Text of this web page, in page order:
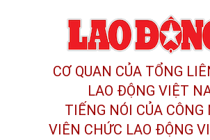
CƠ QUAN CỦA TỔNG
LAO ĐỘNG VIỆT
TIẾNG NÓI CỦA CÔNG
VIÊN CHỨC LAO ĐỘNG